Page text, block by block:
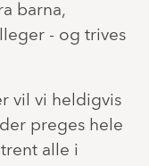
barna,
- og trives
vil vi heldigvis
preges hele
alle i